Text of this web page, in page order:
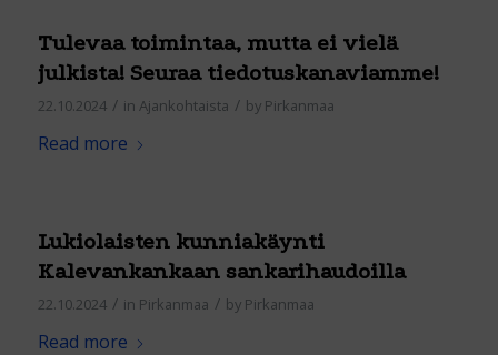
Tulevaa toimintaa, mutta ei vielä
julkista! Seuraa tiedotuskanaviamme!
22.10.2024 / in Ajankohtaista / by Pirkanmaa
Read more
Lukiolaisten kunniakäynti
Kalevankankaan sankarihaudoilla
22.10.2024 / in Pirkanmaa / by Pirkanmaa
Read more